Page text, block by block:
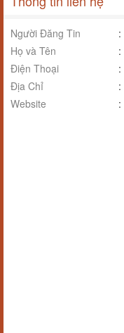
Người Đăng Tin :
Họ và Tên
:
Điện Thoại
:
Địa Chỉ
:
Website
: